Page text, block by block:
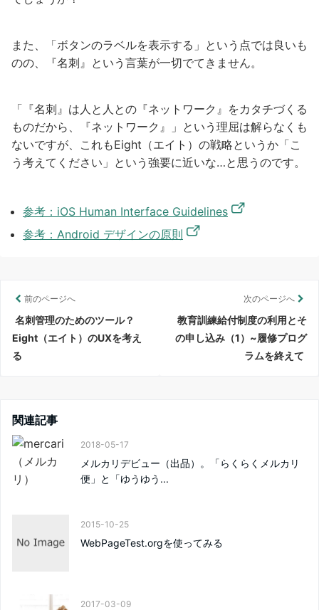
また、「ボタンのラベルを表示する」という点では良いも
のの、『名刺』という言葉が一切でてきません。
「『名刺』は人と人との『ネットワーク』をカタチづくる
ものだから、『ネットワーク』」という理屈は解らなくも
ないですが、これもEight（エイト）の戦略というか「こ
う考えてください」という強要に近いな…と思うのです。
参考：iOS Human Interface Guidelines
参考：Android デザインの原則
前のページへ
名刺管理のためのツール？
Eight（エイト）のUXを考え
る
次のページへ
教育訓練給付制度の利用とそ
の申し込み（1）~履修プログ
ラムを終えて
関連記事
2018-05-17
メルカリデビュー（出品）。「らくらくメルカリ
便」と「ゆうゆう...
2015-10-25
WebPageTest.orgを使ってみる
2017-03-09